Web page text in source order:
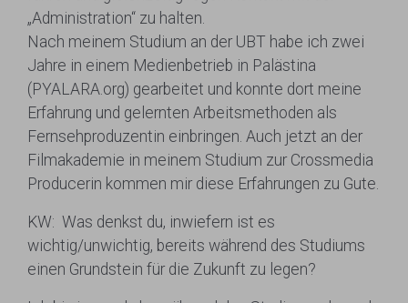
„Administration“ zu halten.
Nach meinem Studium an der UBT habe ich zwei
Jahre in einem Medienbetrieb in Palästina
(PYALARA.org) gearbeitet und konnte dort meine
Erfahrung und gelernten Arbeitsmethoden als
Fernsehproduzentin einbringen. Auch jetzt an der
Filmakademie in meinem Studium zur Crossmedia
Producerin kommen mir diese Erfahrungen zu Gute.
KW: Was denkst du, inwiefern ist es
wichtig/unwichtig, bereits während des Studiums
einen Grundstein für die Zukunft zu legen?